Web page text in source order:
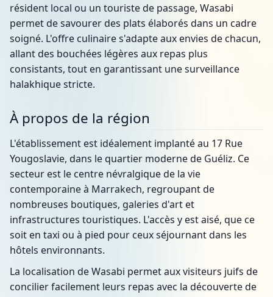
résident local ou un touriste de passage, Wasabi
permet de savourer des plats élaborés dans un cadre
soigné. L'offre culinaire s'adapte aux envies de chacun,
allant des bouchées légères aux repas plus
consistants, tout en garantissant une surveillance
halakhique stricte.
À propos de la région
L'établissement est idéalement implanté au 17 Rue
Yougoslavie, dans le quartier moderne de Guéliz. Ce
secteur est le centre névralgique de la vie
contemporaine à Marrakech, regroupant de
nombreuses boutiques, galeries d'art et
infrastructures touristiques. L'accès y est aisé, que ce
soit en taxi ou à pied pour ceux séjournant dans les
hôtels environnants.
La localisation de Wasabi permet aux visiteurs juifs de
concilier facilement leurs repas avec la découverte de